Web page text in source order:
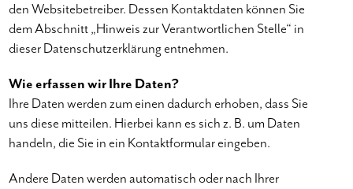
den Websitebetreiber. Dessen Kontaktdaten können Sie
dem Abschnitt „Hinweis zur Verantwortlichen Stelle“ in
dieser Datenschutzerklärung entnehmen.
Wie erfassen wir Ihre Daten?
Ihre Daten werden zum einen dadurch erhoben, dass Sie
uns diese mitteilen. Hierbei kann es sich z. B. um Daten
handeln, die Sie in ein Kontaktformular eingeben.
Andere Daten werden automatisch oder nach Ihrer